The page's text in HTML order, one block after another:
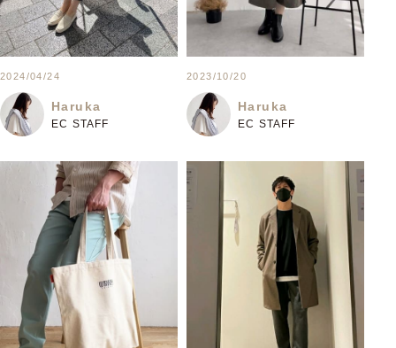
2024/04/24
Haruka
EC STAFF
2023/10/20
Haruka
EC STAFF